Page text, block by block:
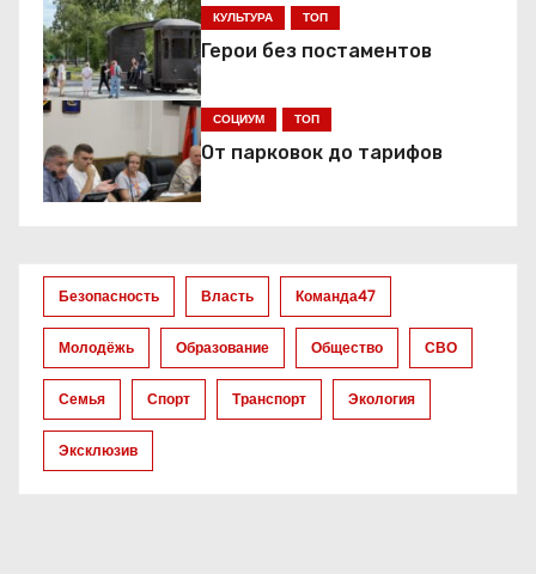
ц
и
я
п
з
а
п
и
с
КУЛЬТУРА ТОП
Герои без постаментов
СОЦИУМ ТОП
От парковок до тарифов
Безопасность Власть Команда47
Молодёжь Образование Общество СВО
Семья Спорт Транспорт Экология
Эксклюзив